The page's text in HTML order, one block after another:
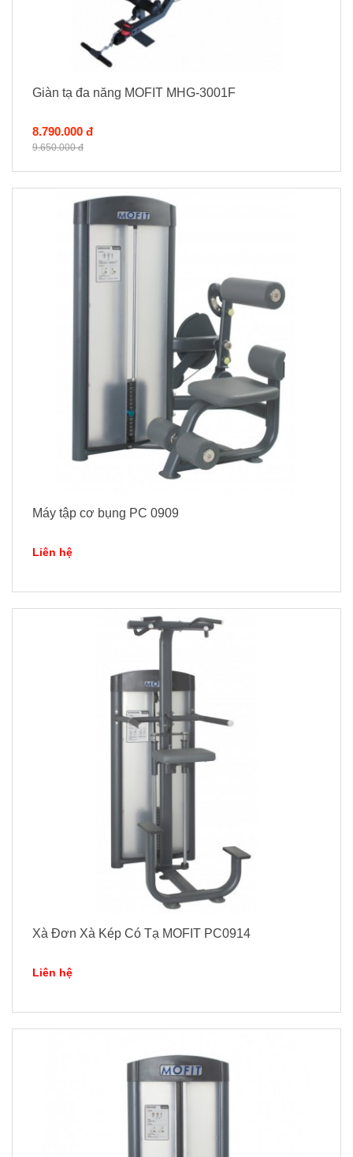
Giàn tạ đa năng MOFIT MHG-3001F
8.790.000 đ
9.650.000 đ
Máy tập cơ bụng PC 0909
Liên hệ
Xà Đơn Xà Kép Có Tạ MOFIT PC0914
Liên hệ